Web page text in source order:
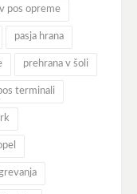
pos opreme
pasja hrana
prehrana v šoli
terminali